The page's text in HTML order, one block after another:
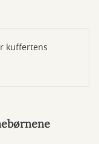
kuffertens